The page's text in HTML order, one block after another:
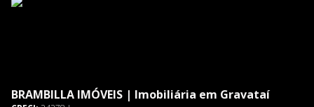
BRAMBILLA IMÓVEIS | Imobiliária em Gravataí